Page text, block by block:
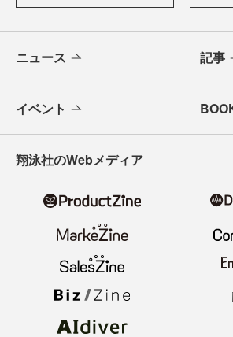
ニュース 記事
イベント
翔泳社のWebメディア